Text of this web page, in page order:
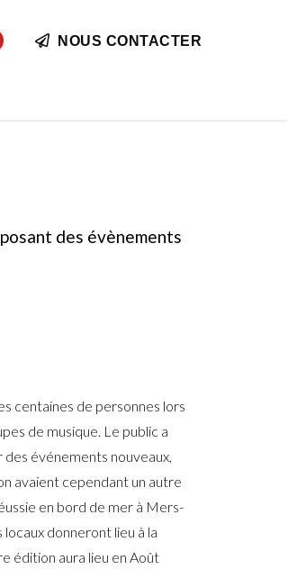
NOUS CONTACTER
des évènements
centaines de personnes lors
de musique. Le public a
événements nouveaux,
avaient cependant un autre
en bord de mer à Mers-
donneront lieu à la
édition aura lieu en Août